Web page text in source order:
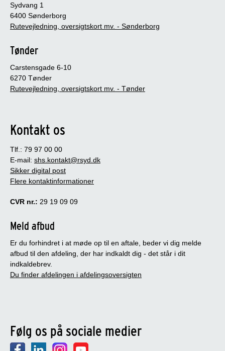
Sydvang 1
6400 Sønderborg
Rutevejledning, oversigtskort mv. - Sønderborg
Tønder
Carstensgade 6-10
6270 Tønder
Rutevejledning, oversigtskort mv. - Tønder
Kontakt os
Tlf.: 79 97 00 00
E-mail: shs.kontakt@rsyd.dk
Sikker digital post
Flere kontaktinformationer
CVR nr.: 29 19 09 09
Meld afbud
Er du forhindret i at møde op til en aftale, beder vi dig melde
afbud til den afdeling, der har indkaldt dig - det står i dit
indkaldebrev.
Du finder afdelingen i afdelingsoversigten
Følg os på sociale medier